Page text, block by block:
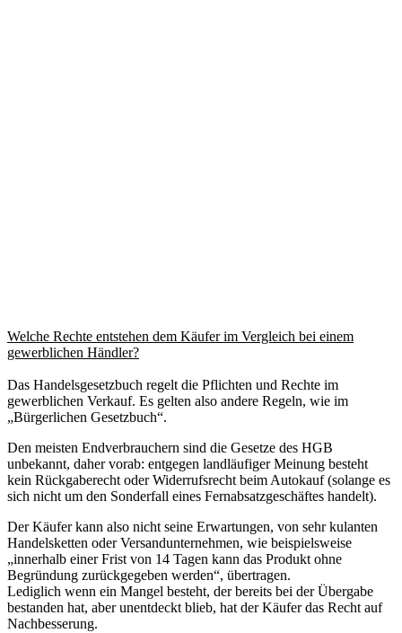
Welche Rechte entstehen dem Käufer im Vergleich bei einem
gewerblichen Händler?
Das Handelsgesetzbuch regelt die Pflichten und Rechte im
gewerblichen Verkauf. Es gelten also andere Regeln, wie im
„Bürgerlichen Gesetzbuch“.
Den meisten Endverbrauchern sind die Gesetze des HGB
unbekannt, daher vorab: entgegen landläufiger Meinung besteht
kein Rückgaberecht oder Widerrufsrecht beim Autokauf (solange es
sich nicht um den Sonderfall eines Fernabsatzgeschäftes handelt).
Der Käufer kann also nicht seine Erwartungen, von sehr kulanten
Handelsketten oder Versandunternehmen, wie beispielsweise
„innerhalb einer Frist von 14 Tagen kann das Produkt ohne
Begründung zurückgegeben werden“, übertragen.
Lediglich wenn ein Mangel besteht, der bereits bei der Übergabe
bestanden hat, aber unentdeckt blieb, hat der Käufer das Recht auf
Nachbesserung.